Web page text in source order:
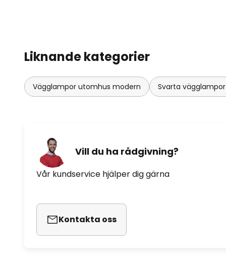
Liknande kategorier
Vägglampor utomhus modern Svarta
Vill du ha rådgivning?
Vår kundservice hjälper dig gärna
Kontakta oss